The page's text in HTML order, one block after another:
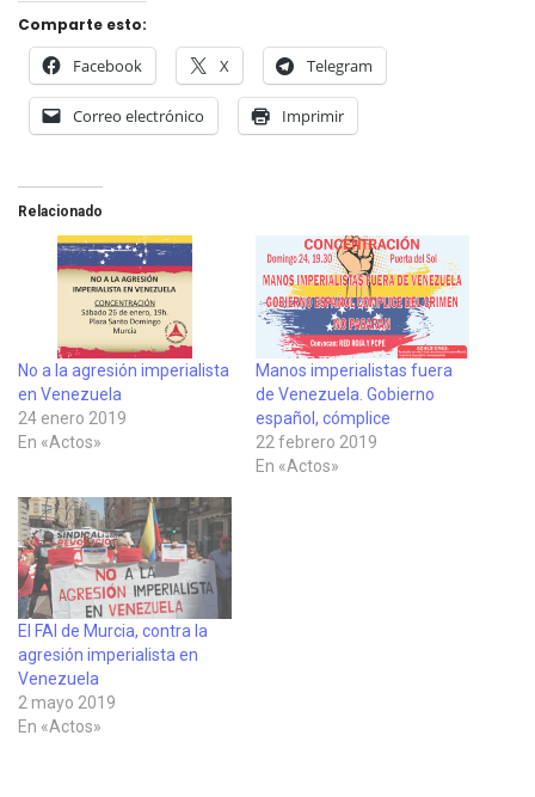
Comparte esto:
Facebook X Telegram
Correo electrónico Imprimir
Relacionado
No a la agresión imperialista
en Venezuela
24 enero 2019
En «Actos»
Manos imperialistas fuera
de Venezuela. Gobierno
español, cómplice
22 febrero 2019
En «Actos»
El FAI de Murcia, contra la
agresión imperialista en
Venezuela
2 mayo 2019
En «Actos»